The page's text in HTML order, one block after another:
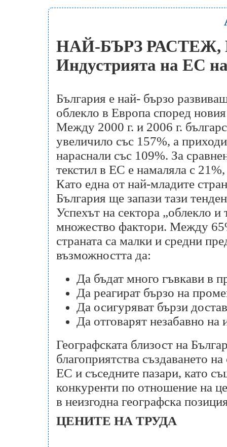
НАЙ-БЪРЗ
Индустрията на ЕС
България е най- бързо
облекло в Европа според
Между 2000 г. и 2006 г.
увеличило със 157%, а
нараснали със 109%. За
текстил в ЕС е намаляла с
Като една от най-младите
България ще запази тази
Успехът на сектора „облекло
множество фактори. Между
страната са малки и средни
възможността да:
Да бъдат много гъвкави в
Да реагират бързо на
Да осигуряват бързи
Да отговарят незабавно на
Географската близост на
благоприятства създаването
ЕС и съседните пазари, като
конкуренти по отношение на
в неизгодна географска
ЦЕНИТЕ НА ТРУДА